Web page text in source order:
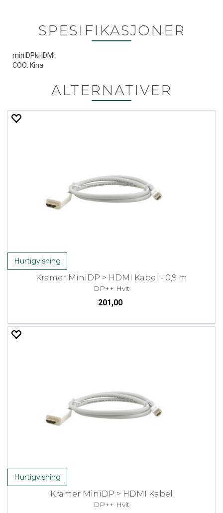
SPESIFIKASJONER
miniDPkHDMI
COO: Kina
ALTERNATIVER
Hurtigvisning
Kramer MiniDP > HDMI Kabel - 0,9 m
DP++ Hvit
201,00
Hurtigvisning
Kramer MiniDP > HDMI Kabel
DP++ Hvit